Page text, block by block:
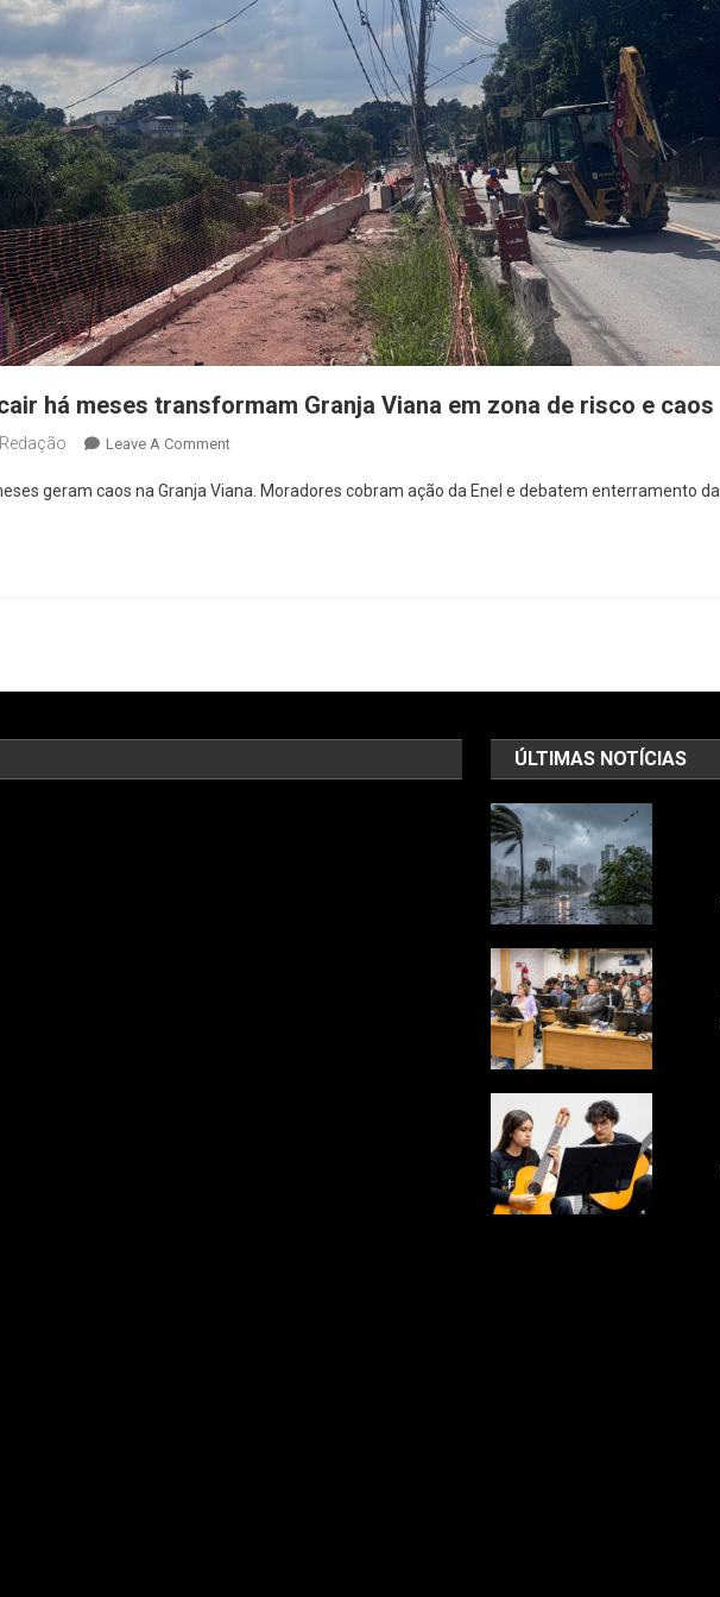
há meses transformam Granja Viana em zona de risco e caos
Redação Leave A CommentOn
Prestes
Viana
Zona
geram caos na Granja Viana. Moradores cobram ação da Enel e debatem enterramento da
ÚLTIMAS NOTÍCIAS